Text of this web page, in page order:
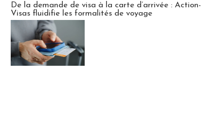
De la demande de visa à la carte d’arrivée : Action-
Visas fluidifie les formalités de voyage